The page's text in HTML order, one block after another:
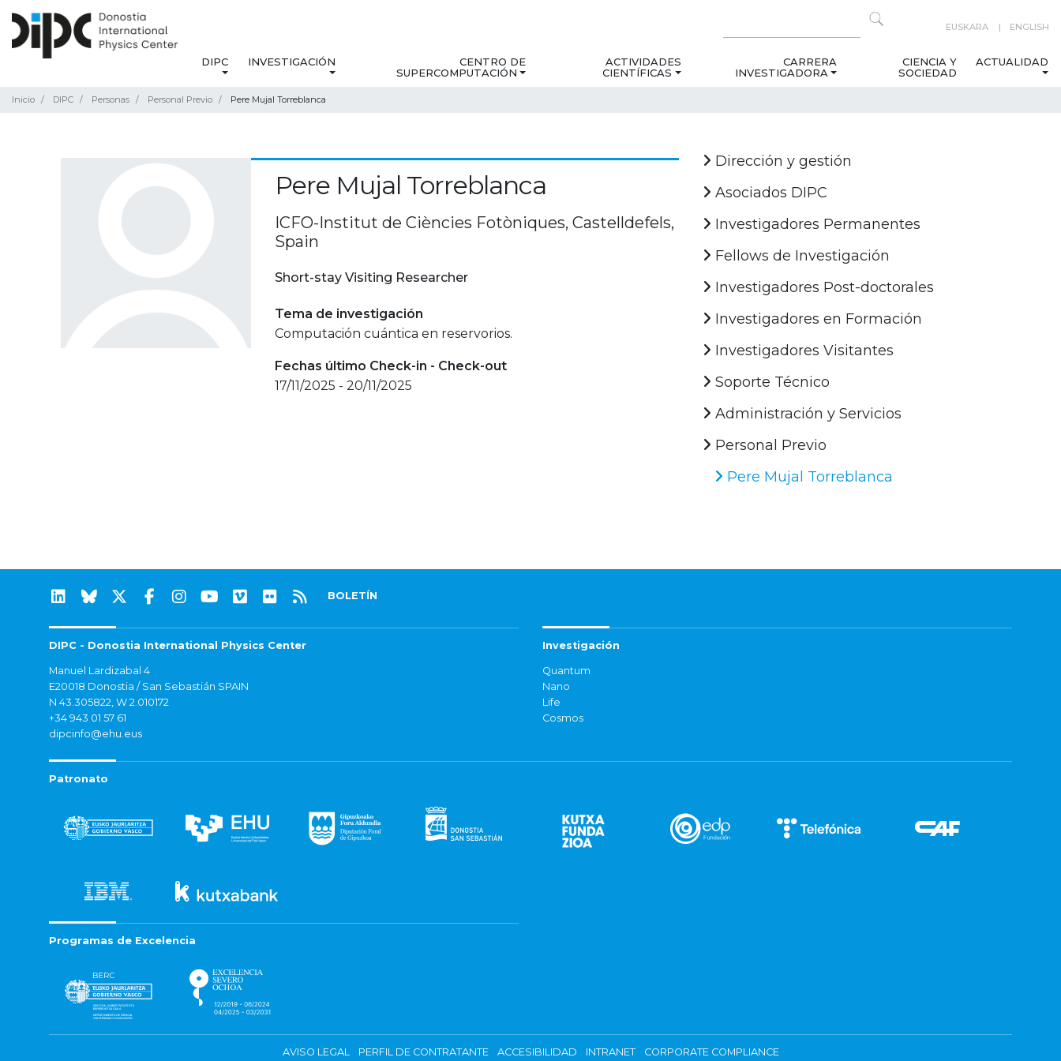
EUSKARA ENGLISH
DIPC INVESTIGACIÓN
CENTRO DE
SUPERCOMPUTACIÓN
ACTIVIDADES
CIENTÍFICAS
CARRERA
INVESTIGADORA
CIENCIA Y
SOCIEDAD
ACTUALIDAD
Inicio DIPC Personas Personal Previo Pere Mujal Torreblanca
Pere Mujal Torreblanca
ICFO-Institut de Ciències Fotòniques, Castelldefels,
Spain
Short-stay Visiting Researcher
Tema de investigación
Computación cuántica en reservorios.
Fechas último Check-in - Check-out
17/11/2025 - 20/11/2025
Dirección y gestión
Asociados DIPC
Investigadores Permanentes
Fellows de Investigación
Investigadores Post-doctorales
Investigadores en Formación
Investigadores Visitantes
Soporte Técnico
Administración y Servicios
Personal Previo
Pere Mujal Torreblanca
BOLETÍN
DIPC - Donostia International Physics Center
Manuel Lardizabal 4
E20018 Donostia / San Sebastián SPAIN
N 43.305822, W 2.010172
+34 943 01 57 61
dipcinfo@ehu.eus
Investigación
Quantum
Nano
Life
Cosmos
Patronato
Programas de Excelencia
AVISO LEGAL PERFIL DE CONTRATANTE ACCESIBILIDAD INTRANET CORPORATE COMPLIANCE